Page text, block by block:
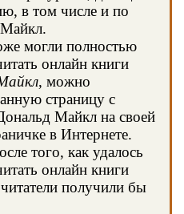
в том числе и по
могли полностью
онлайн книги
, можно
страницу с
Майкл на своей
в Интернете.
того, как удалось
онлайн книги
получили бы